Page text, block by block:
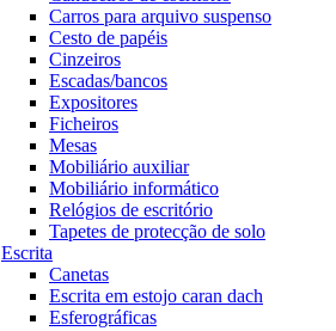
Carros para arquivo suspenso
Cesto de papéis
Cinzeiros
Escadas/bancos
Expositores
Ficheiros
Mesas
Mobiliário auxiliar
Mobiliário informático
Relógios de escritório
Tapetes de protecção de solo
Escrita
Canetas
Escrita em estojo caran dach
Esferográficas